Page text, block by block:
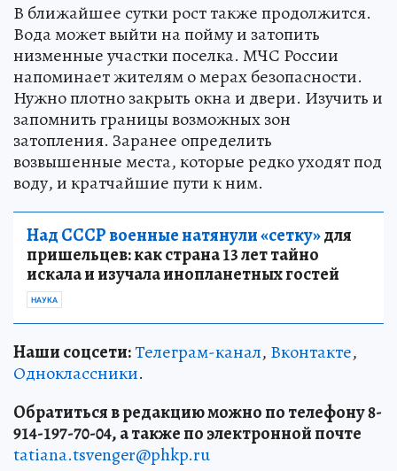
В ближайшее сутки рост также продолжится.
Вода может выйти на пойму и затопить
низменные участки поселка. МЧС России
напоминает жителям о мерах безопасности.
Нужно плотно закрыть окна и двери. Изучить и
запомнить границы возможных зон
затопления. Заранее определить
возвышенные места, которые редко уходят под
воду, и кратчайшие пути к ним.
Над СССР военные натянули «сетку»для
пришельцев: как страна 13 лет тайно
искала и изучала инопланетных гостей
НАУКА
Наши соцсети:Телеграм-канал, Вконтакте,
Одноклассники.
Обратиться в редакцию можно по телефону 8-
914-197-70-04, а также по электронной почте
tatiana.tsvenger@phkp.ru